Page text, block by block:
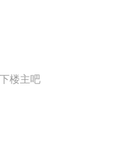
楼主吧